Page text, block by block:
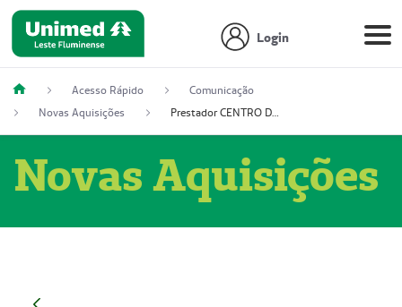
Login
Acesso Rápido
Comunicação
Novas Aquisições
Prestador CENTRO DE ONCOLOGIA
Novas Aquisições